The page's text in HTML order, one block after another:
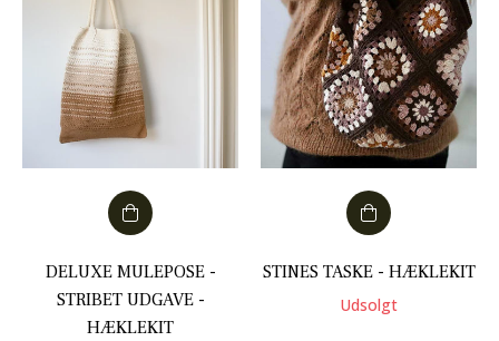
DELUXE MULEPOSE -
STRIBET UDGAVE -
HÆKLEKIT
STINES TASKE - HÆKLEKIT
Udsolgt